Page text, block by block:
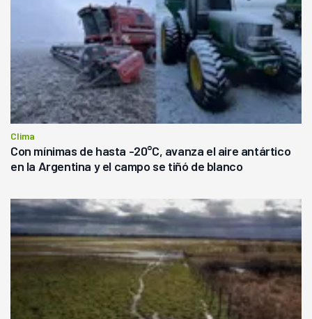
Clima
Con mínimas de hasta -20°C, avanza el aire antártico
en la Argentina y el campo se tiñó de blanco